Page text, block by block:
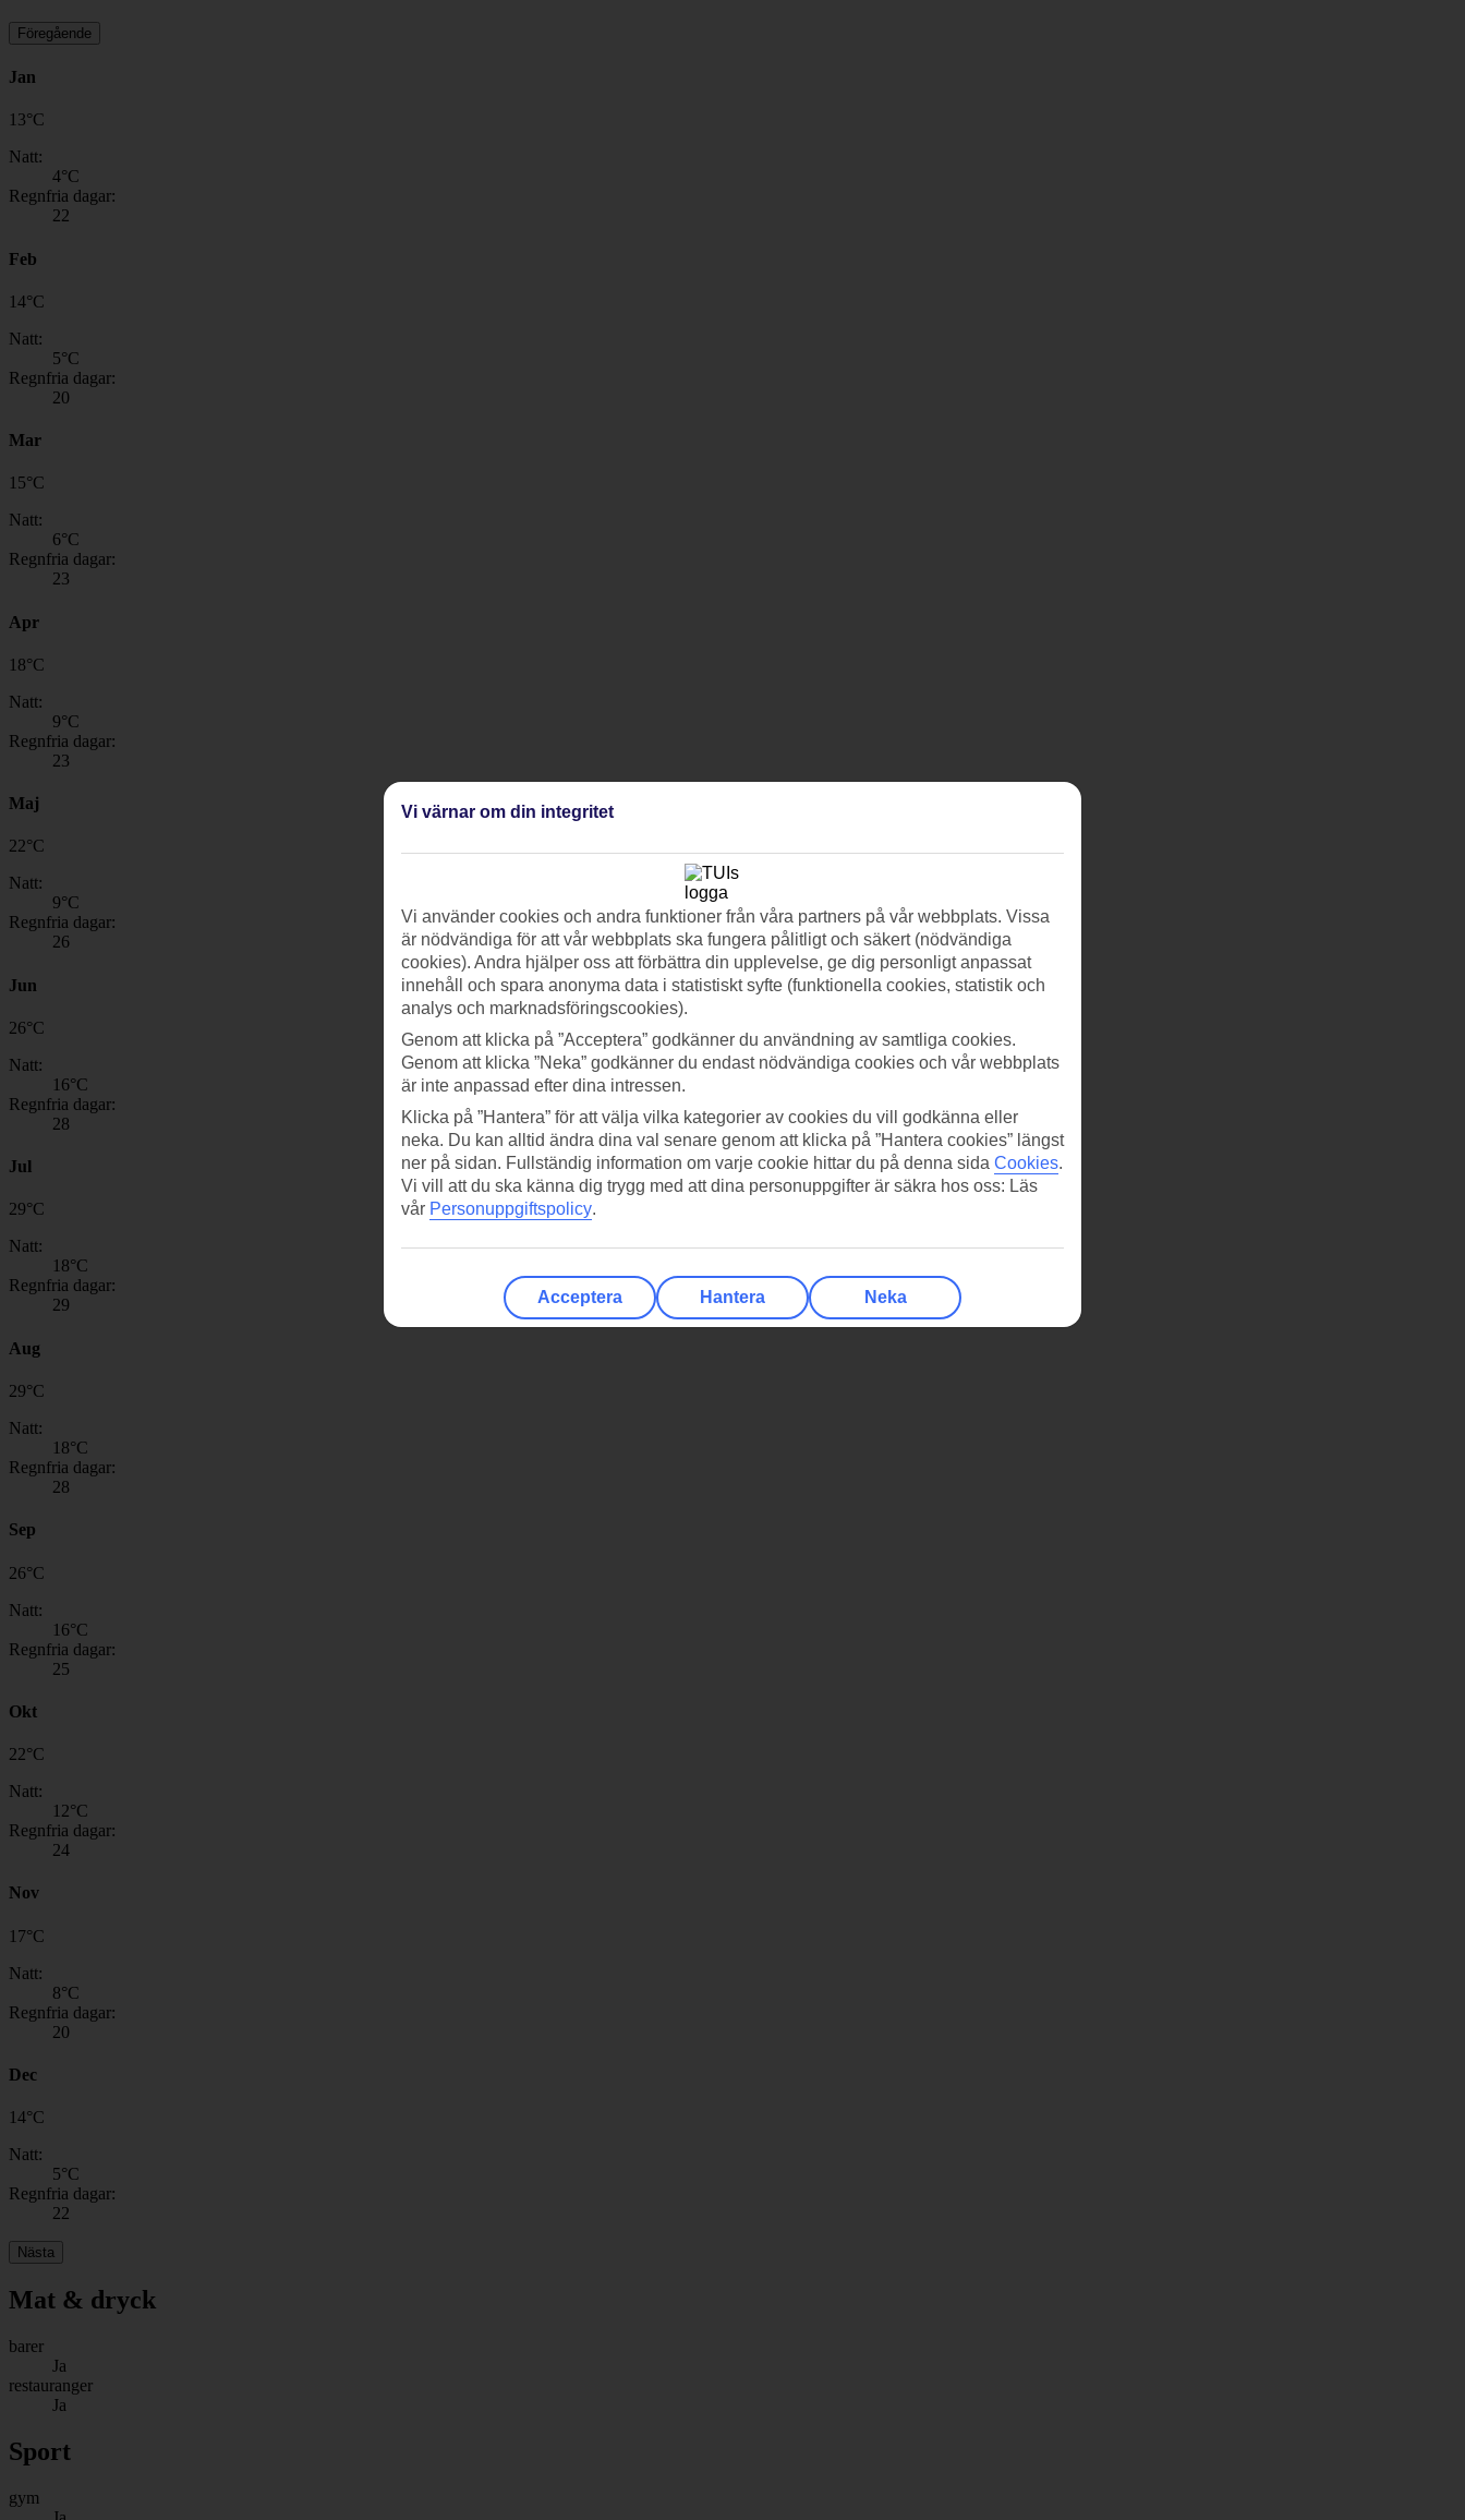
Föregående
Jan
13°C
Natt:
4°C
Regnfria dagar:
22
Feb
14°C
Natt:
5°C
Regnfria dagar:
20
Mar
15°C
Natt:
6°C
Regnfria dagar:
23
Apr
18°C
Natt:
9°C
Regnfria dagar:
23
Maj
22°C
Natt:
9°C
Regnfria dagar:
26
Jun
26°C
Natt:
16°C
Regnfria dagar:
28
Jul
29°C
Natt:
18°C
Regnfria dagar:
29
Aug
29°C
Natt:
18°C
Regnfria dagar:
28
Sep
26°C
Natt:
16°C
Regnfria dagar:
25
Okt
22°C
Natt:
12°C
Regnfria dagar:
24
Nov
17°C
Natt:
8°C
Regnfria dagar:
20
Dec
14°C
Natt:
5°C
Regnfria dagar:
22
Nästa
Mat & dryck
barer
Ja
restauranger
Ja
Sport
gym
Vi värnar om din integritet
Vi använder cookies och andra funktioner från våra partners på vår webbplats. Vissa
är nödvändiga för att vår webbplats ska fungera pålitligt och säkert (nödvändiga
cookies). Andra hjälper oss att förbättra din upplevelse, ge dig personligt anpassat
innehåll och spara anonyma data i statistiskt syfte (funktionella cookies, statistik och
analys och marknadsföringscookies).
Genom att klicka på ”Acceptera” godkänner du användning av samtliga cookies.
Genom att klicka ”Neka” godkänner du endast nödvändiga cookies och vår webbplats
är inte anpassad efter dina intressen.
Klicka på ”Hantera” för att välja vilka kategorier av cookies du vill godkänna eller
neka. Du kan alltid ändra dina val senare genom att klicka på ”Hantera cookies” längst
ner på sidan. Fullständig information om varje cookie hittar du på denna sida Cookies.
Vi vill att du ska känna dig trygg med att dina personuppgifter är säkra hos oss: Läs
vår Personuppgiftspolicy.
Acceptera Hantera Neka